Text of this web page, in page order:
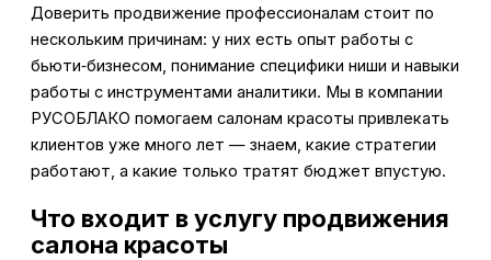
Доверить продвижение профессионалам стоит по
нескольким причинам: у них есть опыт работы с
бьюти‑бизнесом, понимание специфики ниши и навыки
работы с инструментами аналитики. Мы в компании
РУСОБЛАКО помогаем салонам красоты привлекать
клиентов уже много лет — знаем, какие стратегии
работают, а какие только тратят бюджет впустую.
Что входит в услугу продвижения
салона красоты